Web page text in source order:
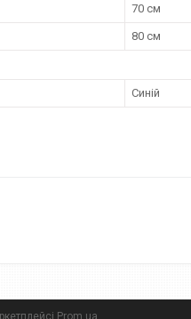
70 см
80 см
Синій
Prom.ua